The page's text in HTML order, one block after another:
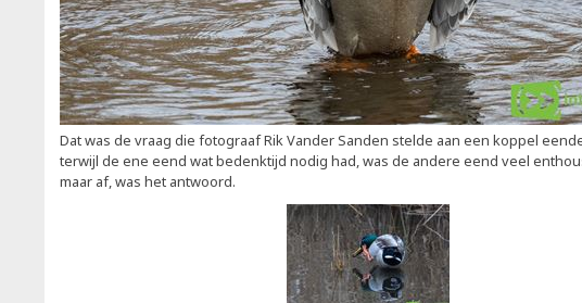
Dat was de vraag die fotograaf Rik Vander Sanden stelde aan een koppel
terwijl de ene eend wat bedenktijd nodig had, was de andere eend veel
maar af, was het antwoord.